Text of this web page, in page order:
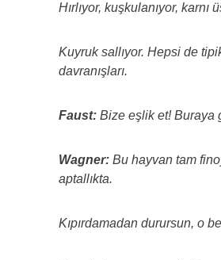
Hırlıyor, kuşkulanıyor, karnı
Kuyruk sallıyor. Hepsi de
davranışları.
Faust: Bize eşlik et! Buraya
Wagner: Bu hayvan tam
aptallıkta.
Kıpırdamadan durursun, o